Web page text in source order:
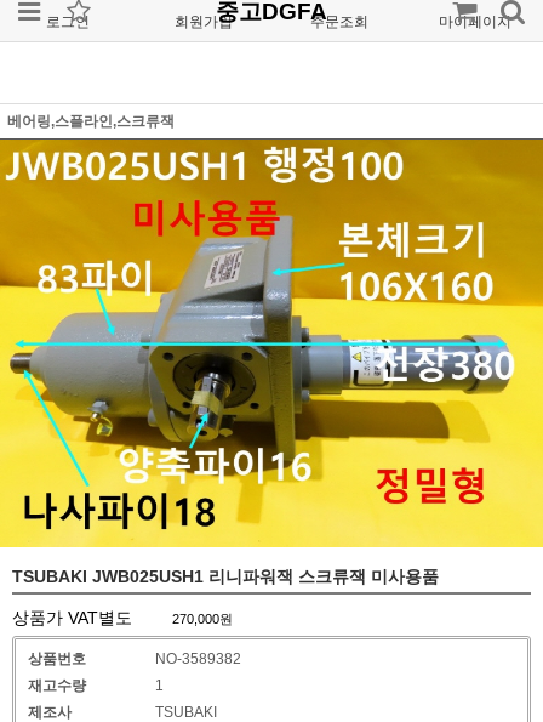
로그인 회원가입 주문조회 마이페이지
중고DGFA
베어링,스플라인,스크류잭
TSUBAKI JWB025USH1 리니파워잭 스크류잭 미사용품
상품가 VAT별도 270,000원
상품번호
NO-3589382
재고수량
1
제조사
TSUBAKI